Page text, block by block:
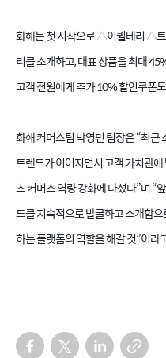
화해는 첫 시작으로 △이퀄베리 △
리를 소개하고, 대표 상품을 최대
고객 전원에게 추가 10% 할인쿠폰
화해 커머스팀 박영민 팀장은 “최
트렌드가 이어지면서 고객 가치관
츠 커머스 역량 강화에 나섰다”며 “
드를 지속적으로 발굴하고 소개함
하는 플랫폼의 역할을 해갈 것”이라